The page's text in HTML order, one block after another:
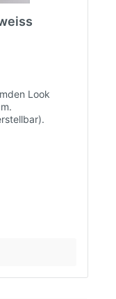
Look